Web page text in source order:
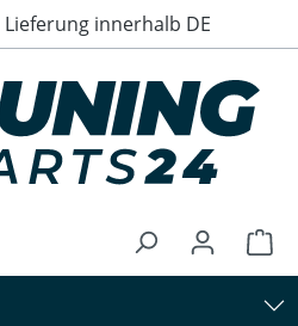
innerhalb DE
Rückgaberecht